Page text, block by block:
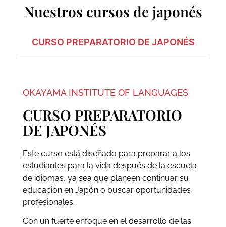
Nuestros cursos de japonés
CURSO PREPARATORIO DE JAPONÉS
OKAYAMA INSTITUTE OF LANGUAGES
CURSO PREPARATORIO
DE JAPONÉS
Este curso está diseñado para preparar a los
estudiantes para la vida después de la escuela
de idiomas, ya sea que planeen continuar su
educación en Japón o buscar oportunidades
profesionales.
Con un fuerte enfoque en el desarrollo de las